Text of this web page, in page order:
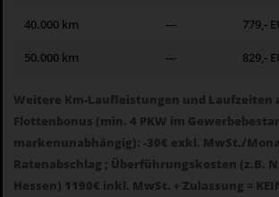
40.000 km --- 779,-
50.000 km --- 829,-
Weitere Km-Laufleistungen und Laufzeiten
Flottenbonus (min. 4 PKW im
markenunabhängig): -30€ exkl. MwSt./
Ratenabschlag ; Überführungskosten (z.B.
Hessen) 1190€ inkl. MwSt. + Zulassung =